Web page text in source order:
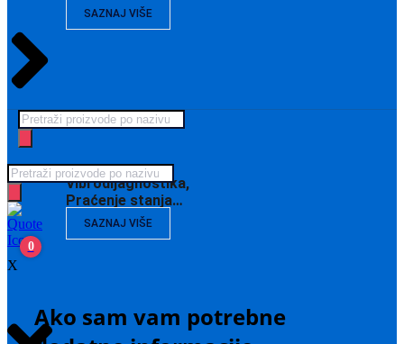
SAZNAJ VIŠE
Vibrodijagnostika,
Praćenje stanja…
SAZNAJ VIŠE
Ako sam vam potrebne
Products
search
Products
search
0
X